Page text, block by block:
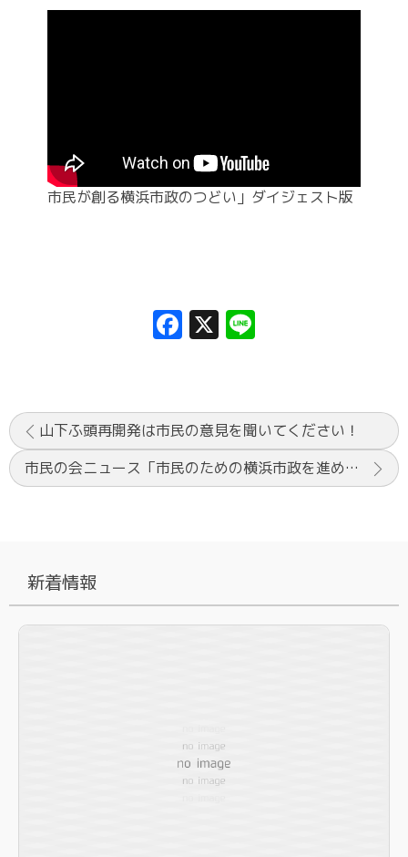
市民が創る横浜市政のつどい」ダイジェスト版
Facebook
X
山下ふ頭再開発は市民の意見を聞いてください！
市民の会ニュース「市民のための横浜市政を進める会」に協力
新着情報